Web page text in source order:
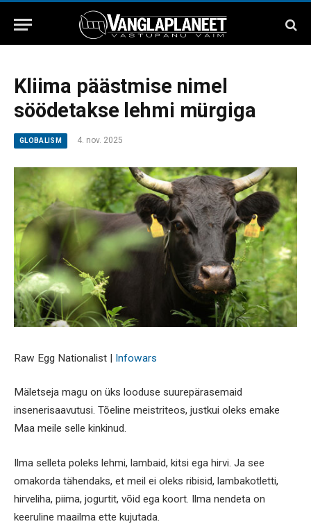
Kliima päästmise nimel
söödetakse lehmi mürgiga
GLOBALISM 4. nov. 2025
Raw Egg Nationalist | Infowars
Mäletseja magu on üks looduse suurepärasemaid
insenerisaavutusi. Tõeline meistriteos, justkui oleks emake
Maa meile selle kinkinud.
Ilma selleta poleks lehmi, lambaid, kitsi ega hirvi. Ja see
omakorda tähendaks, et meil ei oleks ribisid, lambakotletti,
hirveliha, piima, jogurtit, võid ega koort. Ilma nendeta on
keeruline maailma ette kujutada.